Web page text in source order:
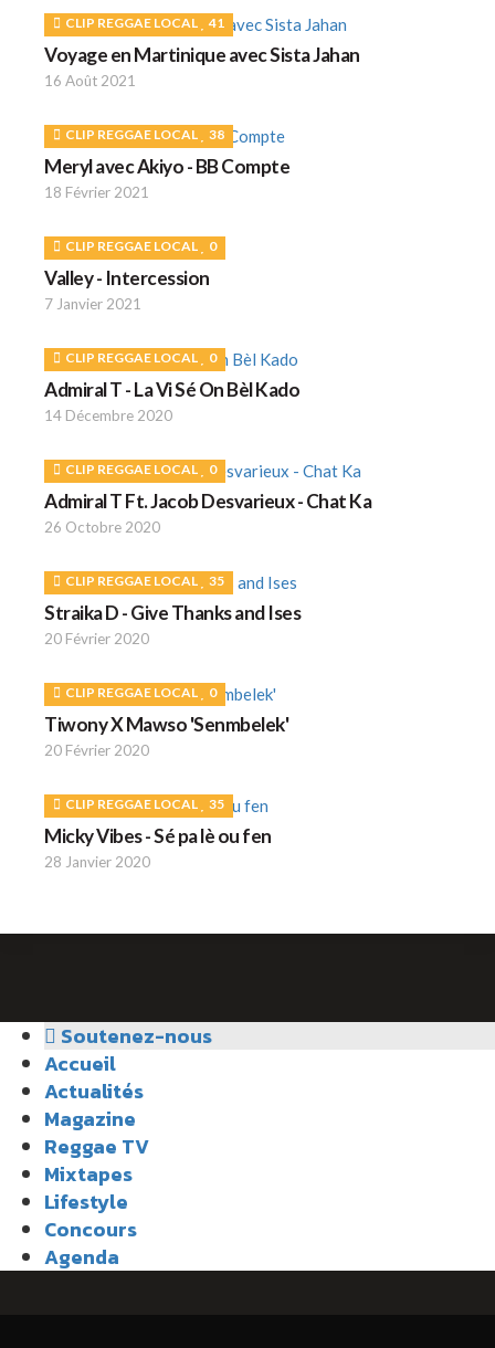
CLIP REGGAE LOCAL 41
Voyage en Martinique avec Sista Jahan
16 Août 2021
CLIP REGGAE LOCAL 38
Meryl avec Akiyo - BB Compte
18 Février 2021
CLIP REGGAE LOCAL 0
Valley - Intercession
7 Janvier 2021
CLIP REGGAE LOCAL 0
Admiral T - La Vi Sé On Bèl Kado
14 Décembre 2020
CLIP REGGAE LOCAL 0
Admiral T Ft. Jacob Desvarieux - Chat Ka
26 Octobre 2020
CLIP REGGAE LOCAL 35
Straika D - Give Thanks and Ises
20 Février 2020
CLIP REGGAE LOCAL 0
Tiwony X Mawso 'Senmbelek'
20 Février 2020
CLIP REGGAE LOCAL 35
Micky Vibes - Sé pa lè ou fen
28 Janvier 2020
Soutenez-nous
Accueil
Actualités
Magazine
Reggae TV
Mixtapes
Lifestyle
Concours
Agenda